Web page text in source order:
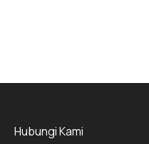
Hubungi Kami